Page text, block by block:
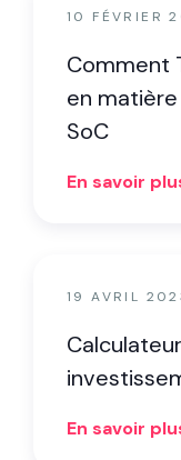
10 FÉVRIER
Comment
en
SoC
En savoir
19 AVRIL
En savoir